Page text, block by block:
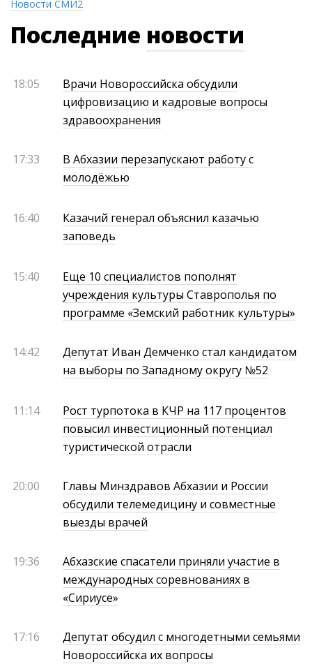
Новости СМИ2
Последние новости
18:05
Врачи Новороссийска обсудили
цифровизацию и кадровые вопросы
здравоохранения
17:33
В Абхазии перезапускают работу с
молодёжью
16:40
Казачий генерал объяснил казачью
заповедь
15:40
Еще 10 специалистов пополнят
учреждения культуры Ставрополья по
программе «Земский работник культуры»
14:42
Депутат Иван Демченко стал кандидатом
на выборы по Западному округу №52
11:14
Рост турпотока в КЧР на 117 процентов
повысил инвестиционный потенциал
туристической отрасли
20:00
Главы Минздравов Абхазии и России
обсудили телемедицину и совместные
выезды врачей
19:36
Абхазские спасатели приняли участие в
международных соревнованиях в
«Сириусе»
17:16
Депутат обсудил с многодетными семьями
Новороссийска их вопросы